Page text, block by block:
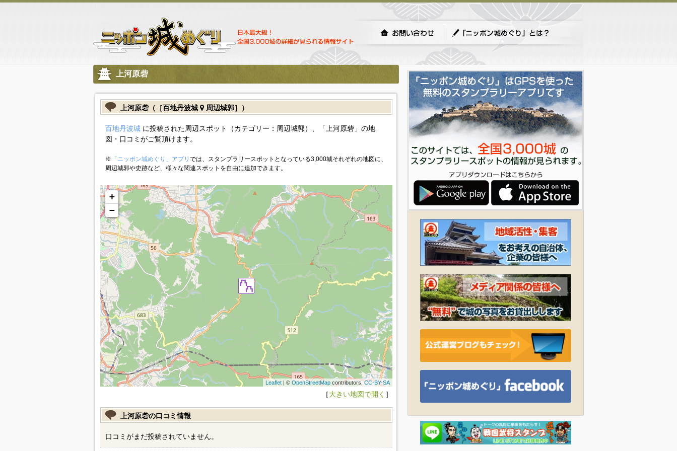
上河原砦
上河原砦（［百地丹波城 周辺城郭］）
百地丹波城に投稿された周辺スポット（カテゴリー：周辺城郭）、「上河原砦」の地
図・口コミがご覧頂けます。
※ 「ニッポン城めぐり」アプリ では、スタンプラリースポットとなっている3,000城それぞれの地図に、
周辺城郭や史跡など、様々な関連スポットを自由に追加できます。
+
−
Leaflet| © OpenStreetMapcontributors,CC-BY-SA
［大きい地図で開く ］
上河原砦の口コミ情報
口コミがまだ投稿されていません。